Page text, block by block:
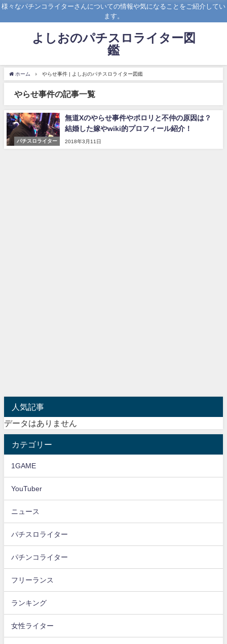
様々なパチンコライターさんについての情報や気になることをご紹介してい
ます。
よしおのパチスロライター図
鑑
ホーム やらせ事件 | よしおのパチスロライター図鑑
やらせ事件の記事一覧
パチスロライター
無道Xのやらせ事件やポロリと不仲の原因は？
結婚した嫁やwiki的プロフィール紹介！
2018年3月11日
人気記事
データはありません
カテゴリー
1GAME
YouTuber
ニュース
パチスロライター
パチンコライター
フリーランス
ランキング
女性ライター